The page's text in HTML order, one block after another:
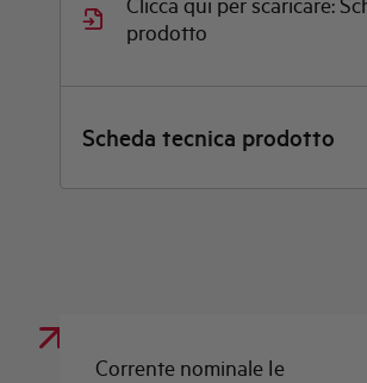
prodotto
Scheda tecnica prodotto
Corrente nominale Ie